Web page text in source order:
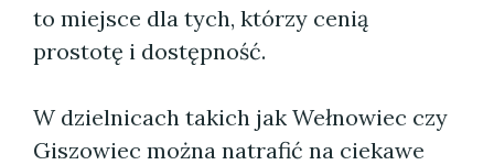
to miejsce dla tych, którzy cenią
prostotę i dostępność.
W dzielnicach takich jak Wełnowiec czy
Giszowiec można natrafić na ciekawe